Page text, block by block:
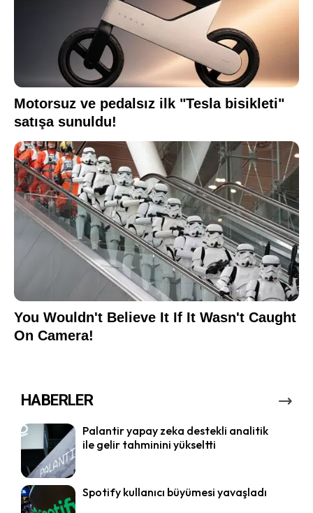
HABERLER
Palantir yapay zeka destekli analitik
ile gelir tahminini yükseltti
Spotify kullanıcı büyümesi yavaşladı